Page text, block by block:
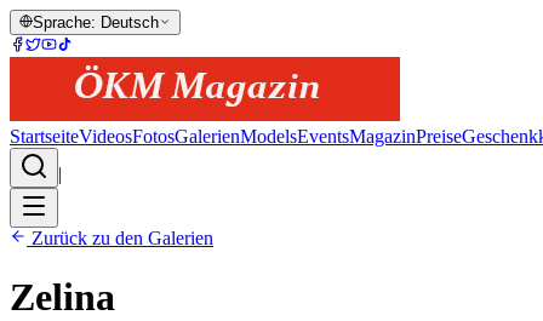
Sprache: Deutsch
StartseiteVideosFotosGalerienModelsEventsMagazinPreise
|
Zurück zu den Galerien
Zelina